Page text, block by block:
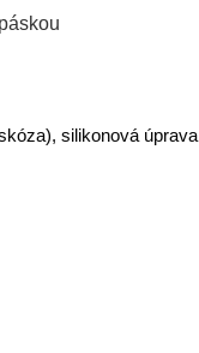
silikonová